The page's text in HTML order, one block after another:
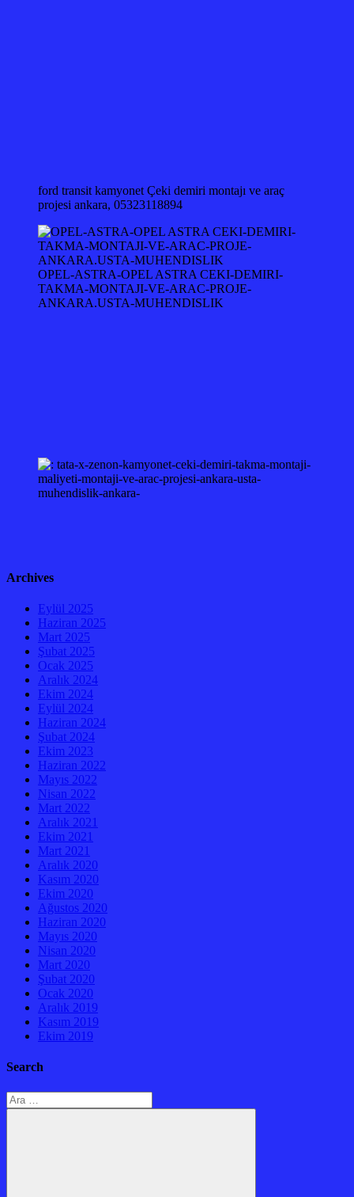
ford transit kamyonet Çeki demiri montajı ve araç
projesi ankara, 05323118894
OPEL-ASTRA-OPEL ASTRA CEKI-DEMIRI-
TAKMA-MONTAJI-VE-ARAC-PROJE-
ANKARA.USTA-MUHENDISLIK
Archives
Eylül 2025
Haziran 2025
Mart 2025
Şubat 2025
Ocak 2025
Aralık 2024
Ekim 2024
Eylül 2024
Haziran 2024
Şubat 2024
Ekim 2023
Haziran 2022
Mayıs 2022
Nisan 2022
Mart 2022
Aralık 2021
Ekim 2021
Mart 2021
Aralık 2020
Kasım 2020
Ekim 2020
Ağustos 2020
Haziran 2020
Mayıs 2020
Nisan 2020
Mart 2020
Şubat 2020
Ocak 2020
Aralık 2019
Kasım 2019
Ekim 2019
Search
Arama: